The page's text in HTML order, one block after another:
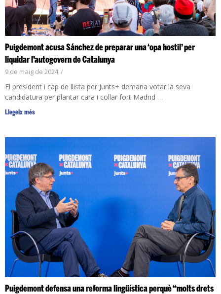
Puigdemont acusa Sánchez de preparar una ‘opa hostil’ per
liquidar l’autogovern de Catalunya
9 de maig de 2024 /
El president i cap de llista per Junts+ demana votar la seva
candidatura per plantar cara i collar fort Madrid …
Llegeix més
Puigdemont defensa una reforma lingüística perquè “molts drets